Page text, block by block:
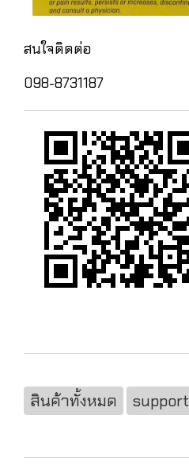
สนใจติดต่อ
098-8731187
สินค้าทั้งหมด support